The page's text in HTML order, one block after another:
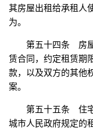
其房屋出租给承租人
为。
第五十四条 房
赁合同，约定租赁期
款，以及双方的其他
案。
第五十五条 住
城市人民政府规定的